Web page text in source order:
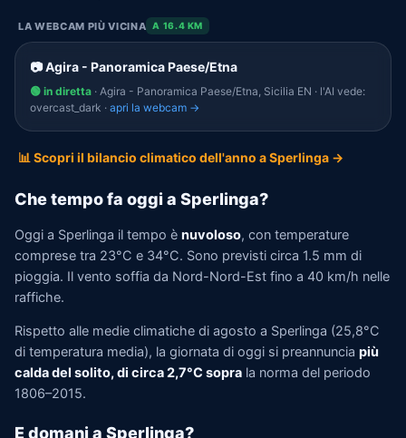
LA WEBCAM PIÙ VICINA A 16.4 KM
📷 Agira - Panoramica Paese/Etna
🟢 in diretta · Agira - Panoramica Paese/Etna, Sicilia EN · l'AI vede:
overcast_dark · apri la webcam →
📊 Scopri il bilancio climatico dell'anno a Sperlinga →
Che tempo fa oggi a Sperlinga?
Oggi a Sperlinga il tempo è nuvoloso, con temperature
comprese tra 23°C e 34°C. Sono previsti circa 1.5 mm di
pioggia. Il vento soffia da Nord-Nord-Est fino a 40 km/h nelle
raffiche.
Rispetto alle medie climatiche di agosto a Sperlinga (25,8°C
di temperatura media), la giornata di oggi si preannuncia più
calda del solito, di circa 2,7°C sopra la norma del periodo
1806–2015.
E domani a Sperlinga?